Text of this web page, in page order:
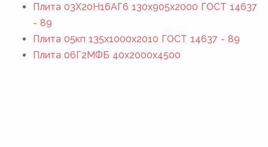
Плита 03Х20Н16АГ6 130x905x2000 ГОСТ 14637
- 89
Плита 05кп 135x1000x2010 ГОСТ 14637 - 89
Плита 06Г2МФБ 40x2000x4500